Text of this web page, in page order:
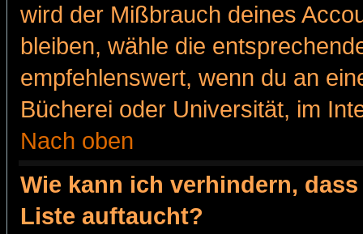
wird der Mißbrauch deines
bleiben, wähle die
empfehlenswert, wenn du an
Bücherei oder Universität, im
Nach oben
Wie kann ich verhindern,
Liste auftaucht?